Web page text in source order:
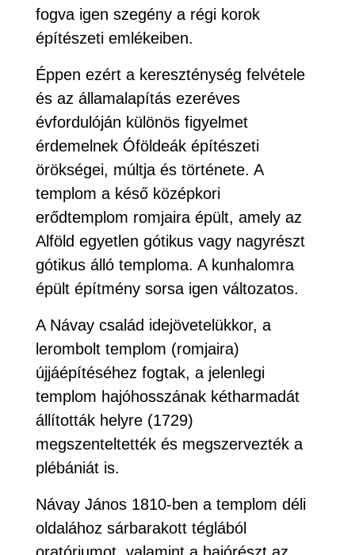
fogva igen szegény a régi korok
építészeti emlékeiben.
Éppen ezért a kereszténység felvétele
és az államalapítás ezeréves
évfordulóján különös figyelmet
érdemelnek Óföldeák építészeti
örökségei, múltja és története. A
templom a késő középkori
erődtemplom romjaira épült, amely az
Alföld egyetlen gótikus vagy nagyrészt
gótikus álló temploma. A kunhalomra
épült építmény sorsa igen változatos.
A Návay család idejövetelükkor, a
lerombolt templom (romjaira)
újjáépítéséhez fogtak, a jelenlegi
templom hajóhosszának kétharmadát
állították helyre (1729)
megszenteltették és megszervezték a
plébániát is.
Návay János 1810-ben a templom déli
oldalához sárbarakott téglából
oratóriumot, valamint a hajórészt az